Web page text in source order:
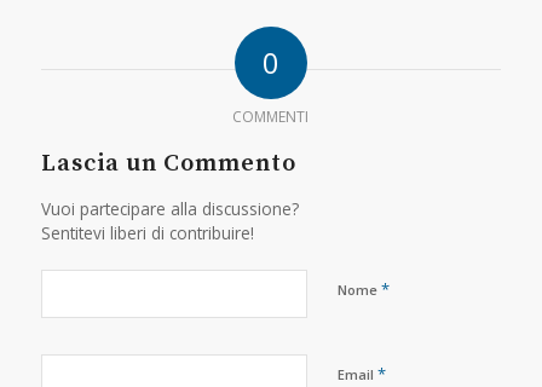
0
COMMENTI
Lascia un Commento
Vuoi partecipare alla discussione?
Sentitevi liberi di contribuire!
Nome *
Email *